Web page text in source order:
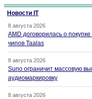
Новости IT
8 августа 2026
AMD договорилась о
чипов Taalas
8 августа 2026
Suno ограничит массовую
аудиомаркировку
8 августа 2026